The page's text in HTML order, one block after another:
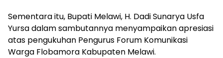
Sementara itu, Bupati Melawi, H. Dadi Sunarya Usfa
Yursa dalam sambutannya menyampaikan apresiasi
atas pengukuhan Pengurus Forum Komunikasi
Warga Flobamora Kabupaten Melawi.